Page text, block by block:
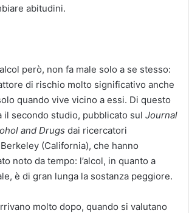
abitudini.
però, non fa male solo a se stesso:
di rischio molto significativo anche
quando vive vicino a essi. Di questo
il secondo studio, pubblicato sul Journal
and Drugs dai ricercatori
(California), che hanno
noto da tempo: l’alcol, in quanto a
è di gran lunga la sostanza peggiore.
molto dopo, quando si valutano